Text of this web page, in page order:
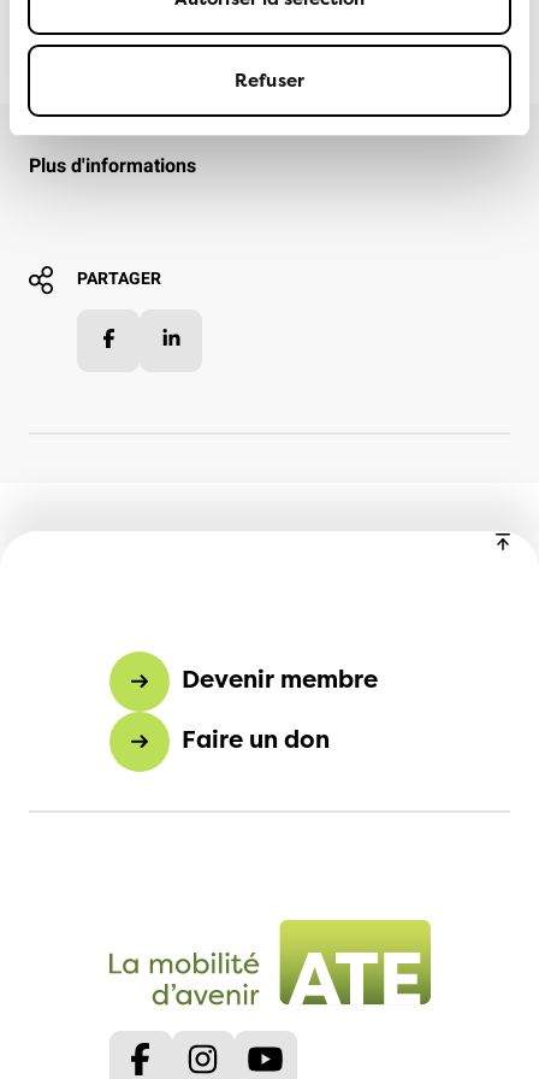
Refuser
ATE | SERVIZIO MEDIA ATA
2025
Plus d'informations
PARTAGER
Facebook
Devenir membre
Faire un don
FacebookInstagram